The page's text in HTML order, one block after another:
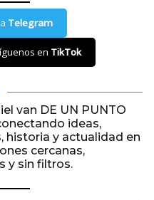
Telegram
en TikTok
van DE UN PUNTO
ideas,
historia y actualidad en
cercanas,
y sin filtros.